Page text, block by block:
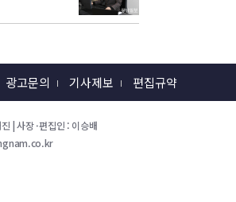
광고문의 기사제보 편집규약
| 사장 ·편집인 : 이승배